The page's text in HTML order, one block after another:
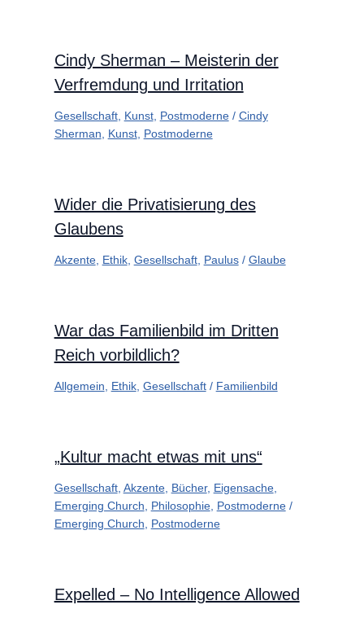
Cindy Sherman – Meisterin der
Verfremdung und Irritation
Gesellschaft, Kunst, Postmoderne/ Cindy
Sherman, Kunst, Postmoderne
Wider die Privatisierung des
Glaubens
Akzente, Ethik, Gesellschaft, Paulus/ Glaube
War das Familienbild im Dritten
Reich vorbildlich?
Allgemein, Ethik, Gesellschaft/ Familienbild
„Kultur macht etwas mit uns“
Gesellschaft, Akzente, Bücher, Eigensache,
Emerging Church, Philosophie, Postmoderne/
Emerging Church, Postmoderne
Expelled – No Intelligence Allowed